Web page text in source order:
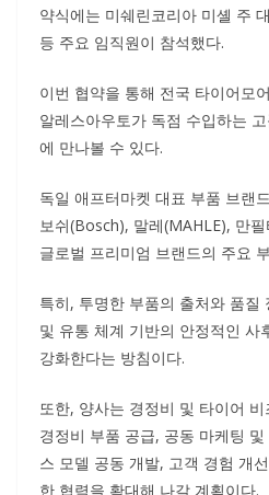
약식에는 미쉐린코리아 미셸 주
등 주요 임직원이 참석했다.
이번 협약을 통해 전국 타이어모
알레스아우토가 독점 수입하는
에 만나볼 수 있다.
독일 애프터마켓 대표 부품 브랜
보쉬(Bosch), 말레(MAHLE), 만
글로벌 프리미엄 브랜드의 주요
특히, 투명한 부품의 출처와 품질
및 유통 체계 기반의 안정적인 사
강화한다는 방침이다.
또한, 양사는 경정비 및 타이어
경정비 부품 공급, 공동 마케팅
스 모델 공동 개발, 고객 경험 개
한 협력을 확대해 나갈 계획이다.